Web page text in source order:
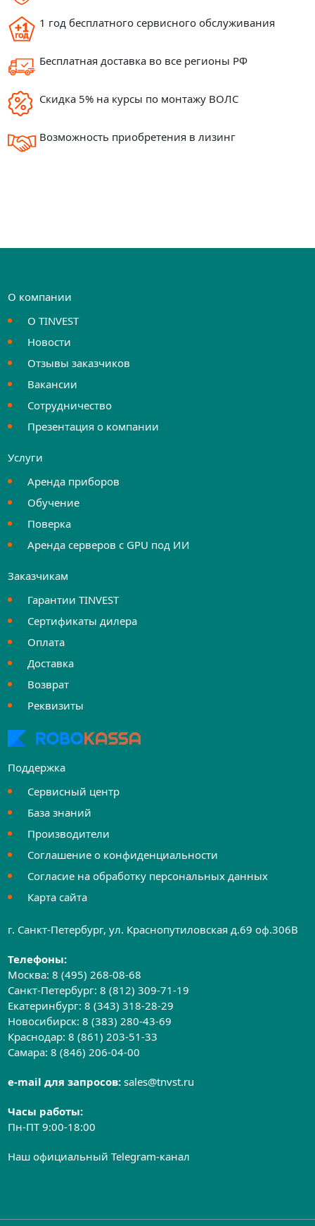
1 год бесплатного сервисного обслуживания
Бесплатная доставка во все регионы РФ
Скидка 5% на курсы по монтажу ВОЛС
Возможность приобретения в лизинг
О компании
О TINVEST
Новости
Отзывы заказчиков
Вакансии
Сотрудничество
Презентация о компании
Услуги
Аренда приборов
Обучение
Поверка
Аренда серверов с GPU под ИИ
Заказчикам
Гарантии TINVEST
Сертификаты дилера
Оплата
Доставка
Возврат
Реквизиты
Поддержка
Сервисный центр
База знаний
Производители
Соглашение о конфиденциальности
Согласие на обработку персональных данных
Карта сайта
г. Санкт-Петербург, ул. Краснопутиловская д.69 оф.306B
Телефоны:
Москва:8 (495) 268-08-68
Санкт-Петербург:8 (812) 309-71-19
Екатеринбург:8 (343) 318-28-29
Новосибирск:8 (383) 280-43-69
Краснодар:8 (861) 203-51-33
Самара:8 (846) 206-04-00
e-mail для запросов:sales@tnvst.ru
Часы работы:
Пн-ПТ 9:00-18:00
Наш официальный Telegram-канал